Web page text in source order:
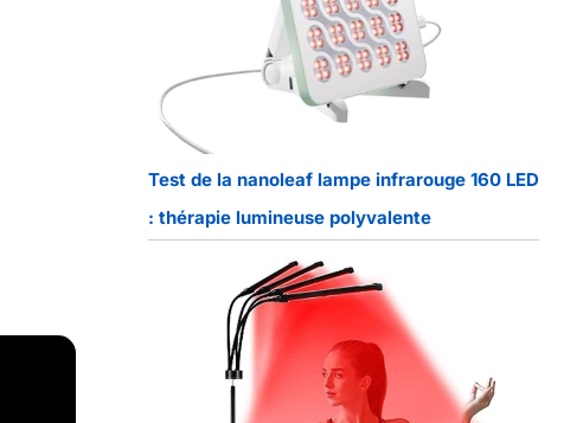
Test de la nanoleaf lampe infrarouge 160 LED
: thérapie lumineuse polyvalente